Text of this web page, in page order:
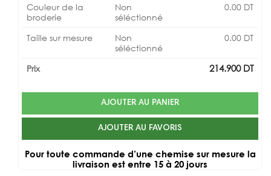
Couleur de la
broderie
Non
séléctionné
0.00 DT
Taille sur mesure
Non
séléctionné
0.00 DT
Prix 214.900DT
AJOUTER AU PANIER
AJOUTER AU FAVORIS
Pour toute commande d’une chemise sur mesure la
livraison est entre 15 à 20 jours